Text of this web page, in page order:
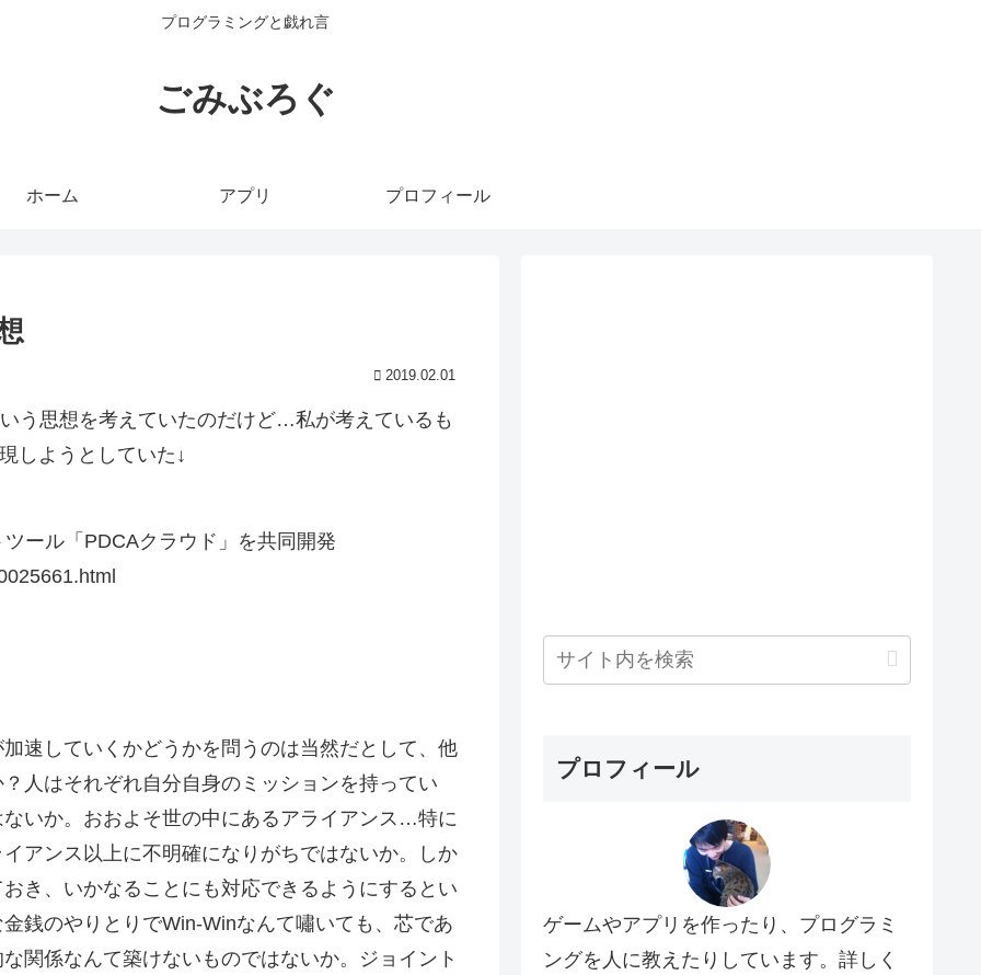
プログラミングと戯れ言
ごみぶろぐ
ホーム アプリ プロフィール
2019.02.01
う思想を考えていたのだけど…私が考えているも
しようとしていた↓
ール「PDCAクラウド」を共同開発
速していくかどうかを問うのは当然だとして、他
人はそれぞれ自分自身のミッションを持ってい
いか。おおよそ世の中にあるアライアンス…特に
アンス以上に不明確になりがちではないか。しか
き、いかなることにも対応できるようにするとい
銭のやりとりでWin-Winなんて嘯いても、芯であ
関係なんて築けないものではないか。ジョイント
プロフィール
ゲームやアプリを作ったり、プログラミ
ングを人に教えたりしています。詳しく